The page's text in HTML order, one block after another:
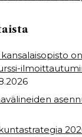
p
kansalaisopisto